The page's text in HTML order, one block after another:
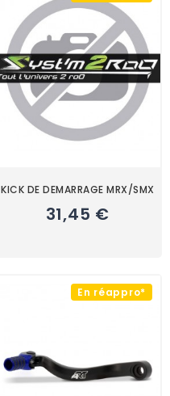
KICK DE DEMARRAGE MRX/SMX
31,45 €
En réappro*